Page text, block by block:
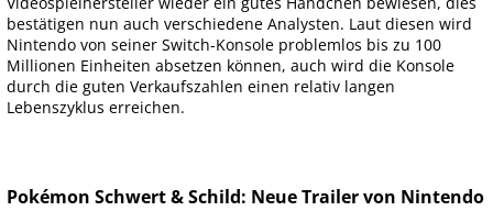
bestätigen nun auch verschiedene Analysten. Laut diesen wird
Nintendo von seiner Switch-Konsole problemlos bis zu 100
Millionen Einheiten absetzen können, auch wird die Konsole
durch die guten Verkaufszahlen einen relativ langen
Lebenszyklus erreichen.
Pokémon Schwert & Schild: Neue Trailer von Nintendo